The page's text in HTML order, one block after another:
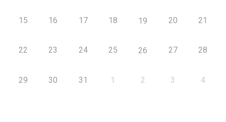
15 16 17 18 19 20 21
22 23 24 25 26 27 28
29 30 31 1 2 3 4